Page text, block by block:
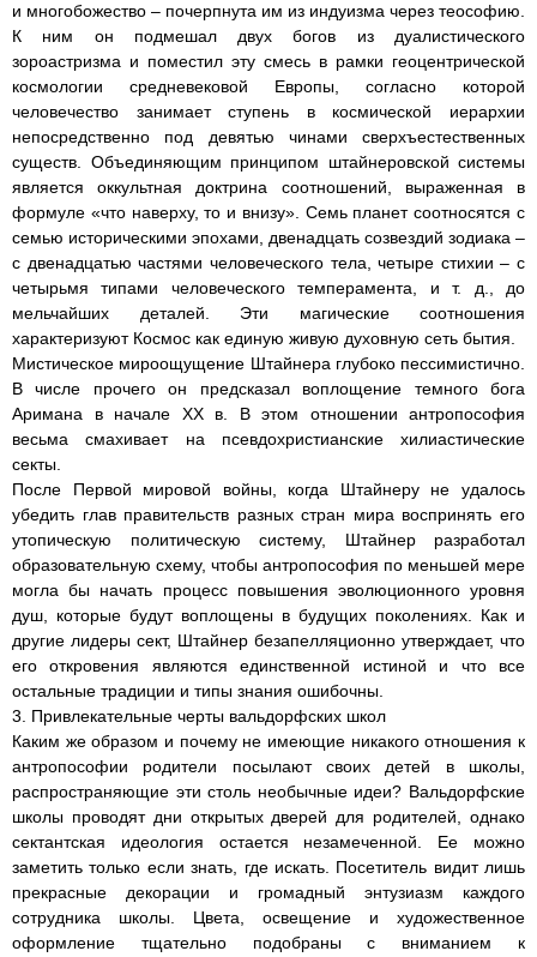
и многобожество – почерпнута им из индуизма через теософию.
К ним он подмешал двух богов из дуалистического
зороастризма и поместил эту смесь в рамки геоцентрической
космологии средневековой Европы, согласно которой
человечество занимает ступень в космической иерархии
непосредственно под девятью чинами сверхъестественных
существ. Объединяющим принципом штайнеровской системы
является оккультная доктрина соотношений, выраженная в
формуле «что наверху, то и внизу». Семь планет соотносятся с
семью историческими эпохами, двенадцать созвездий зодиака –
с двенадцатью частями человеческого тела, четыре стихии – с
четырьмя типами человеческого темперамента, и т. д., до
мельчайших деталей. Эти магические соотношения
характеризуют Космос как единую живую духовную сеть бытия.
Мистическое мироощущение Штайнера глубоко пессимистично.
В числе прочего он предсказал воплощение темного бога
Аримана в начале ХХ в. В этом отношении антропософия
весьма смахивает на псевдохристианские хилиастические
секты.
После Первой мировой войны, когда Штайнеру не удалось
убедить глав правительств разных стран мира воспринять его
утопическую политическую систему, Штайнер разработал
образовательную схему, чтобы антропософия по меньшей мере
могла бы начать процесс повышения эволюционного уровня
душ, которые будут воплощены в будущих поколениях. Как и
другие лидеры сект, Штайнер безапелляционно утверждает, что
его откровения являются единственной истиной и что все
остальные традиции и типы знания ошибочны.
3. Привлекательные черты вальдорфских школ
Каким же образом и почему не имеющие никакого отношения к
антропософии родители посылают своих детей в школы,
распространяющие эти столь необычные идеи? Вальдорфские
школы проводят дни открытых дверей для родителей, однако
сектантская идеология остается незамеченной. Ее можно
заметить только если знать, где искать. Посетитель видит лишь
прекрасные декорации и громадный энтузиазм каждого
сотрудника школы. Цвета, освещение и художественное
оформление тщательно подобраны с вниманием к